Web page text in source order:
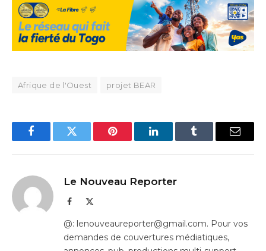
Afrique de l'Ouest projet BEAR
FacebookTwitter Pinterest LinkedInTumblr Email
Le Nouveau Reporter
Facebook
@: lenouveaureporter@gmail.com. Pour vos
demandes de couvertures médiatiques,